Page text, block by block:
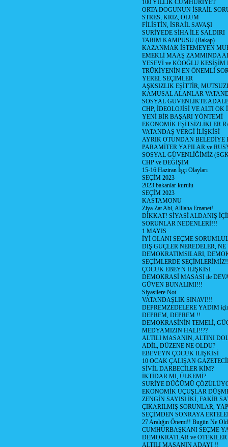
100 YILLIK CUMHURİYET
ORTA DOGUNUN İSRAİL
STRES, KRİZ, ÖLÜM
FİLİSTİN, İSRAİL SAVAŞI
SURİYEDE SİHA İLE SALDIRI
TARIM KAMPÜSÜ (Bakap)
KAZANMAK İSTEMEYEN
EMEKLİ MAAŞ ZAMMINDA
YESEVİ ve KÖOĞLU
TRÜKİYENİN EN ÖNEMLİ
YEREL SEÇİMLER
AŞKSIZLIK EŞİTTİR,
KAMUSAL ALANLAR
SOSYAL GÜVENLİKTE
CHP, İDEOLOJİSİ VE ALTI OK
YENİ BİR BAŞARI YÖNTEMİ
EKONOMİK EŞİTSİZLİKLER
VATANDAŞ VERGİ İLİŞKİSİ
AYRIK OTUNDAN
PARAMİTER YAPILAR ve
SOSYAL GÜVENLİĞİMİZ
CHP ve DEĞİŞİM
15-16 Haziran İşçi Olayları
SEÇİM 2023
2023 bakanlar kurulu
SEÇİM 2023
KASTAMONU
Ziya Zat Abi, Alllaha Emanet!
DİKKAT! SİYASİ ALDANIŞ
SORUNLAR NEDENLERİ!!!
1 MAYIS
İYİ OLANI SEÇME
DIŞ GÜÇLER NEREDELER,
DEMOKRATIMSILARI,
SEÇİMLERDE
ÇOCUK EBEYN İLİŞKİSİ
DEMOKRASİ MASASI ile
GÜVEN BUNALIMI!!!
Siyasilere Not
VATANDAŞLIK SINAVI!!!
DEPREMZEDELERE YADIM
DEPREM, DEPREM !!
DEMOKRASİNİN TEMELİ,
MEDYAMIZIN HALİ!!??
ALTILI MASANIN, ALTINI
ADİL, DÜZENE NE OLDU?
EBEVEYN ÇOCUK İLİŞKİSİ
10 OCAK ÇALIŞAN
SİVİL DARBECİLER KİM?
İKTİDAR MI, ÜLKEMİ?
SURİYE DÜĞÜMÜ
EKONOMİK UÇUŞLAR
ZENGİN SAYISI İKİ, FAKİR
ÇIKARILMIŞ SORUNLAR,
SEÇİMDEN SONRAYA
27 Aralığın Önemi!! Bugün Ne
CUMHURBAŞKANI SEÇME
DEMOKRATLAR ve ÖTEKİLER
ALTILI MASANIN ADAYI !!